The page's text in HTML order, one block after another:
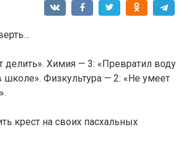
Химия — 3: «Превратил воду
школе». Физкультура — 2: «Не умеет
крест на своих пасхальных